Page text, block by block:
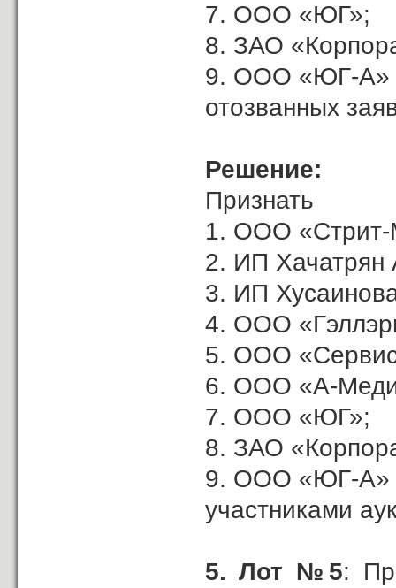
7. ООО «ЮГ»;
8. ЗАО
9. ООО «ЮГ-А»
отозванных
Решение:
Признать
1. ООО
2. ИП Хачатрян
3. ИП
4. ООО
5. ООО
6. ООО «А-
7. ООО «ЮГ»;
8. ЗАО
9. ООО «ЮГ-А»
участниками
5. Лот №5: